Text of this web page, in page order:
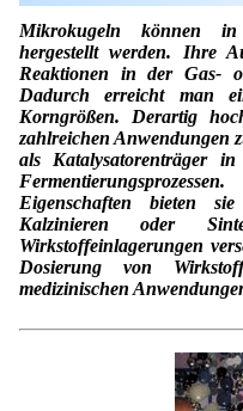
Zertifikate
Datenschutzerklärung
Kontakt
Trockner
Sortieranlagen
Gebrauchte
Angebotsanfrage
Pilotanlagen
Produktionsanlagen
Angebotsanfrage
Dienstleistungen
Mikrokugeln und
Mikrokapseln
Mikroverkapselung
Lohnfertigung
Mietanlagen
Angebotsanfrage
Anwendungen
Aromakapseln
Emulgatoren
Instant Kugeln
Katalysatorträger
Hf and ZrHf mixed
Ultra spherical
Ultra spherical
Des microbilles de
Fraunhofer UMSICHT
Jobbörse
Kontakt
Kontaktformular
Angebotsanfrage
Bewertungsseite
Suche
Mitgliederseiten
Neu Registrieren
Mikrokugeln können in
hergestellt werden. Ihre
Reaktionen in der Gas-
Dadurch erreicht man
Korngrößen. Derartig
zahlreichen Anwendungen
als Katalysatorenträger
Eigenschaften bieten
Kalzinieren oder
Wirkstoffeinlagerungen
Dosierung von
medizinischen